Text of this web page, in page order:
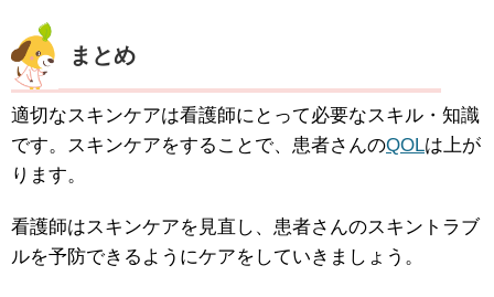
まとめ
適切なスキンケアは看護師にとって必要なスキル・知識
です。スキンケアをすることで、患者さんのQOLは上が
ります。
看護師はスキンケアを見直し、患者さんのスキントラブ
ルを予防できるようにケアをしていきましょう。